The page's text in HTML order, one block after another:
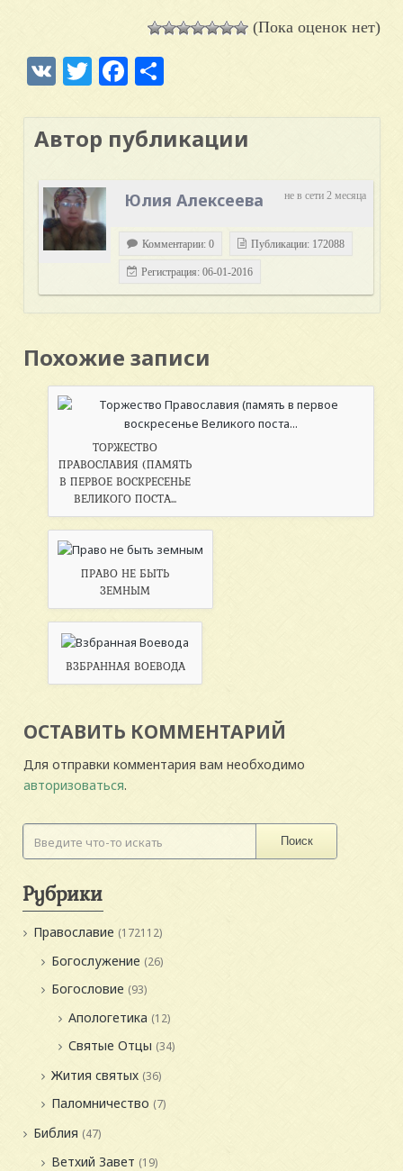
(Пока оценок нет)
VK TwitterFacebook
Автор публикации
не в сети 2 месяца
Юлия Алексеева
Комментарии: 0 Публикации: 172088
Регистрация: 06-01-2016
Похожие записи
ТОРЖЕСТВО
ПРАВОСЛАВИЯ (ПАМЯТЬ
В ПЕРВОЕ ВОСКРЕСЕНЬЕ
ВЕЛИКОГО ПОСТА...
ПРАВО НЕ БЫТЬ
ЗЕМНЫМ
ВЗБРАННАЯ ВОЕВОДА
ОСТАВИТЬ КОММЕНТАРИЙ
Для отправки комментария вам необходимо
авторизоваться.
Поиск
Рубрики
Православие (172112)
Богослужение (26)
Богословие (93)
Апологетика (12)
Святые Отцы (34)
Жития святых (36)
Паломничество (7)
Библия (47)
Ветхий Завет (19)